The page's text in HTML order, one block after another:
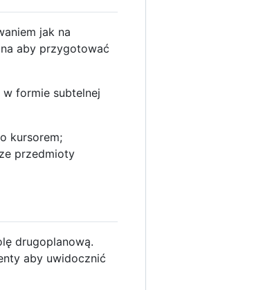
jak na
aby przygotować
formie subtelnej
kursorem;
przedmioty
drugoplanową.
aby uwidocznić